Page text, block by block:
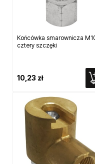
Końcówka smarownicza
cztery szczęki
10,23 zł